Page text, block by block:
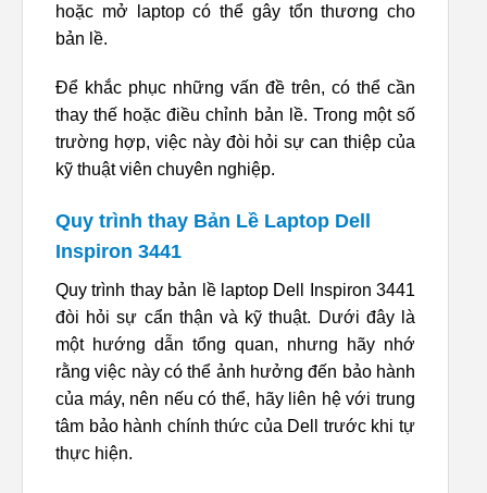
hoặc mở laptop có thể gây tổn thương cho
bản lề.
Để khắc phục những vấn đề trên, có thể cần
thay thế hoặc điều chỉnh bản lề. Trong một số
trường hợp, việc này đòi hỏi sự can thiệp của
kỹ thuật viên chuyên nghiệp.
Quy trình thay Bản Lề Laptop Dell
Inspiron 3441
Quy trình thay bản lề laptop Dell Inspiron 3441
đòi hỏi sự cẩn thận và kỹ thuật. Dưới đây là
một hướng dẫn tổng quan, nhưng hãy nhớ
rằng việc này có thể ảnh hưởng đến bảo hành
của máy, nên nếu có thể, hãy liên hệ với trung
tâm bảo hành chính thức của Dell trước khi tự
thực hiện.